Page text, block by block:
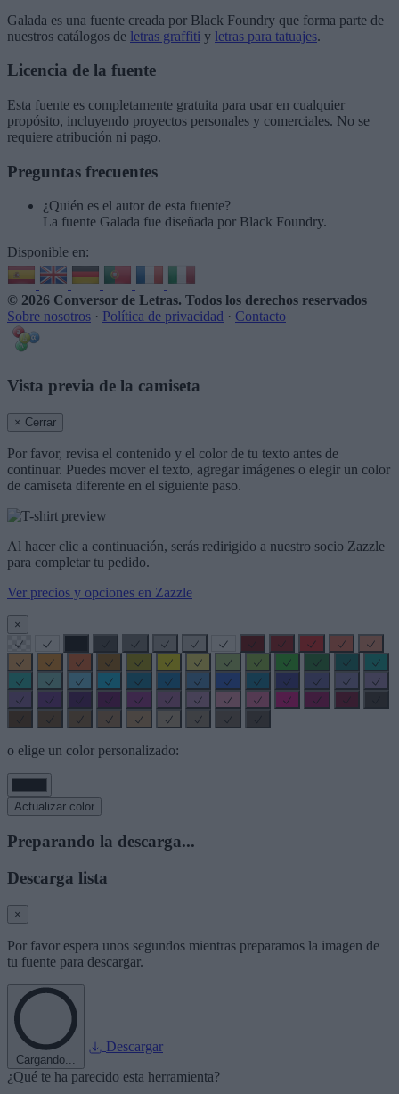
Galada es una fuente creada por Black Foundry que forma parte de
nuestros catálogos de letras graffiti y letras para tatuajes.
Licencia de la fuente
Esta fuente es completamente gratuita para usar en cualquier
propósito, incluyendo proyectos personales y comerciales. No se
requiere atribución ni pago.
Preguntas frecuentes
¿Quién es el autor de esta fuente?
La fuente Galada fue diseñada por Black Foundry.
Disponible en:
© 2026 Conversor de Letras. Todos los derechos reservados
Sobre nosotros · Política de privacidad · Contacto
Vista previa de la camiseta
× Cerrar
Por favor, revisa el contenido y el color de tu texto antes de
continuar. Puedes mover el texto, agregar imágenes o elegir un color
de camiseta diferente en el siguiente paso.
Al hacer clic a continuación, serás redirigido a nuestro socio Zazzle
para completar tu pedido.
Ver precios y opciones en Zazzle
×
o elige un color personalizado:
Actualizar color
Preparando la descarga...
Descarga lista
×
Por favor espera unos segundos mientras preparamos la imagen de
tu fuente para descargar.
Cargando...
Descargar
¿Qué te ha parecido esta herramienta?